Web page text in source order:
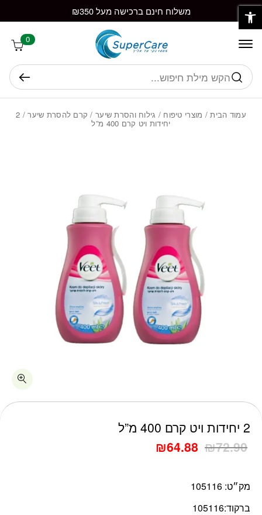
Skip to Content משלוח חינם ברכישה מעל ₪350
0
חיפוש
עמוד הבית/ מוצרי טיפוח / גילוח והסרת שיער/ קרם להסרת שיער / 2
יחידות ויט קרם 400 מ”ל
2 יחידות ויט קרם 400 מ”ל
₪72.90
₪64.88
מק״ט: 105116
ברקוד:105116
כמות 2 יחידות ויט קרם 400 מ"ל
בחזרה למעלה
פתח סרגל נגישות